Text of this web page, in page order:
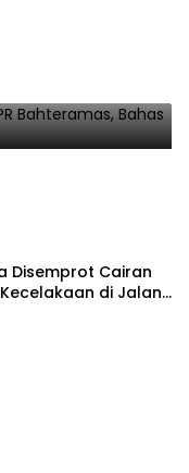
Bahteramas,
Disemprot Cairan
di Jalan